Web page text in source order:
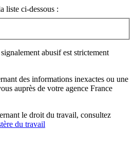
liste ci-dessous :
abusif est strictement
des informations inexactes ou une
auprès de votre agence France
le droit du travail, consultez
du travail